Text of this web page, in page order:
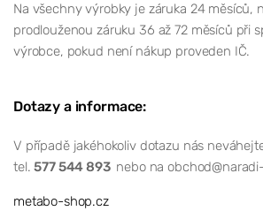
Na všechny výrobky je záruka 24 měsíců,
prodlouženou záruku 36 až 72 měsíců při
výrobce, pokud není nákup proveden IČ.
Dotazy a informace:
V případě jakéhokoliv dotazu nás
tel.577 544 893 nebo na
metabo-shop.cz